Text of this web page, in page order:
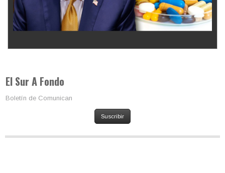
El Sur A Fondo
Boletín de Comunican
Suscribir